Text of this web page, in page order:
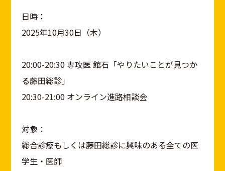
日時：
2025年10月30日（木）
20:00-20:30 専攻医 館石「やりたいことが見つか
る藤田総診」
20:30-21:00 オンライン進路相談会
対象：
総合診療もしくは藤田総診に興味のある全ての医
学生・医師